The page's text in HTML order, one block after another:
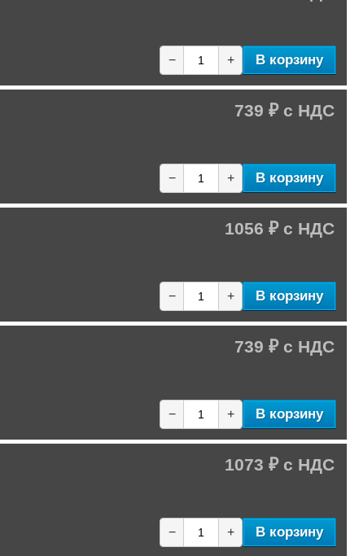
− + В корзину
739 ₽
− + В корзину
1056 ₽
− + В корзину
739 ₽
− + В корзину
1073 ₽
− + В корзину